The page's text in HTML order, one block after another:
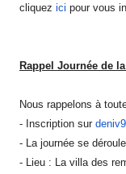
cliquez ici pour vous
Rappel Journée de
Nous rappelons à
- Inscription sur
- La journée se
- Lieu : La villa des